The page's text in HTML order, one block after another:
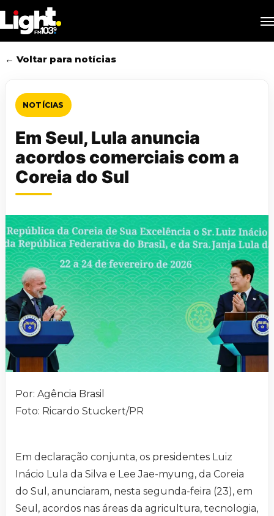
to
main
content
← Voltar para notícias
NOTÍCIAS
Em Seul, Lula anuncia
acordos comerciais com a
Coreia do Sul
Por: Agência Brasil
Foto: Ricardo Stuckert/PR
Em declaração conjunta, os presidentes Luiz
Inácio Lula da Silva e Lee Jae-myung, da Coreia
do Sul, anunciaram, nesta segunda-feira (23), em
Seul, acordos nas áreas da agricultura, tecnologia,